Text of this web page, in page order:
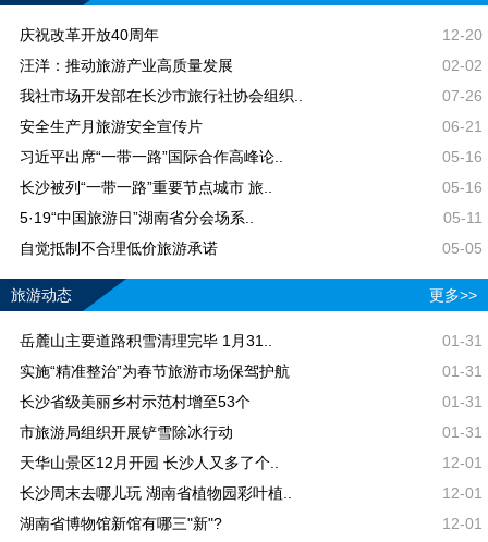
庆祝改革开放40周年
12-20
汪洋：推动旅游产业高质量发展
02-02
我社市场开发部在长沙市旅行社协会组织..
07-26
安全生产月旅游安全宣传片
06-21
习近平出席“一带一路”国际合作高峰论..
05-16
长沙被列“一带一路”重要节点城市 旅..
05-16
5·19“中国旅游日”湖南省分会场系..
05-11
自觉抵制不合理低价旅游承诺
05-05
旅游动态 更多>>
岳麓山主要道路积雪清理完毕 1月31..
01-31
实施“精准整治”为春节旅游市场保驾护航
01-31
长沙省级美丽乡村示范村增至53个
01-31
市旅游局组织开展铲雪除冰行动
01-31
天华山景区12月开园 长沙人又多了个..
12-01
长沙周末去哪儿玩 湖南省植物园彩叶植..
12-01
湖南省博物馆新馆有哪三"新"?
12-01